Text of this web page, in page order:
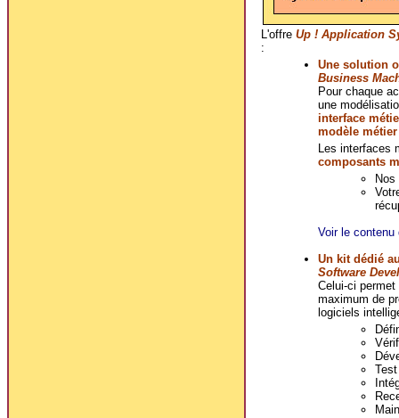
L'offre Up ! Application
:
Une solution
Business
Pour chaque
une
interface
modèle métier
Les interfaces
composants
Nos
Voir le contenu
Un kit dédié
Software
Celui-ci
maximum de
logiciels